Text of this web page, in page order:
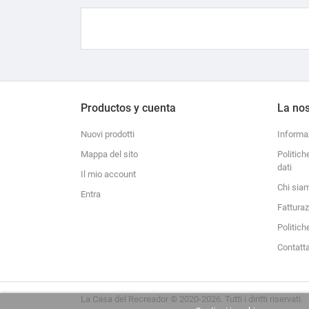
Productos y cuenta
Nuovi prodotti
Mappa del sito
Il mio account
Entra
La
dati
Chi
La Casa del Recreador © 2020-2026. Tutti i diritti riservati.